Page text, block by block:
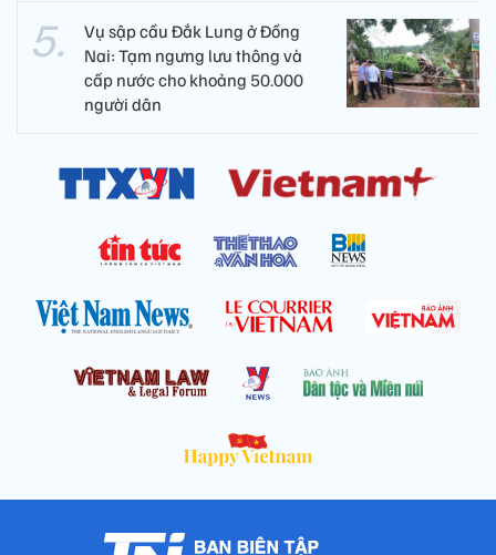
Vụ sập cầu Đắk Lung ở Đồng
Nai: Tạm ngưng lưu thông và
cấp nước cho khoảng 50.000
người dân